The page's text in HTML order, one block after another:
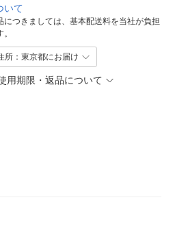
いて
につきましては、基本配送料を当社が負担
所：東京都にお届け
用期限・返品について